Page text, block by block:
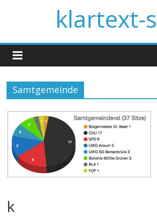
klartext-
Samtgemeinde
k